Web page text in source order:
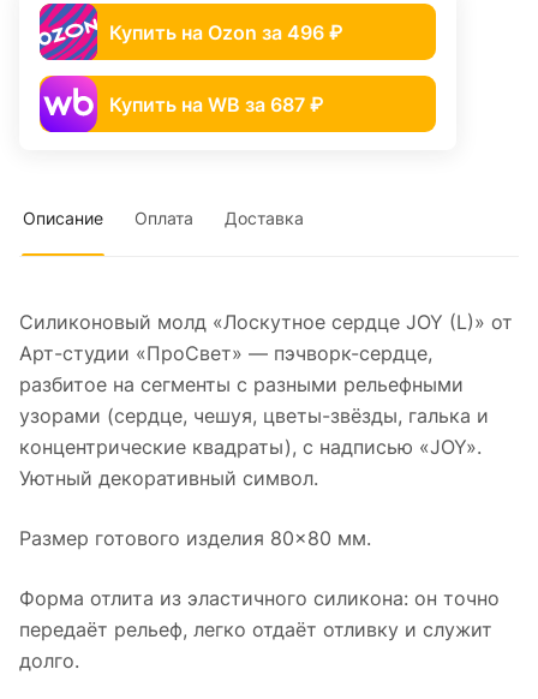
Купить на Ozon за 496 ₽
Купить на WB за 687 ₽
Описание Оплата Доставка
Силиконовый молд «Лоскутное сердце JOY (L)» от
Арт-студии «ПроСвет» — пэчворк-сердце,
разбитое на сегменты с разными рельефными
узорами (сердце, чешуя, цветы-звёзды, галька и
концентрические квадраты), с надписью «JOY».
Уютный декоративный символ.
Размер готового изделия 80×80 мм.
Форма отлита из эластичного силикона: он точно
передаёт рельеф, легко отдаёт отливку и служит
долго.